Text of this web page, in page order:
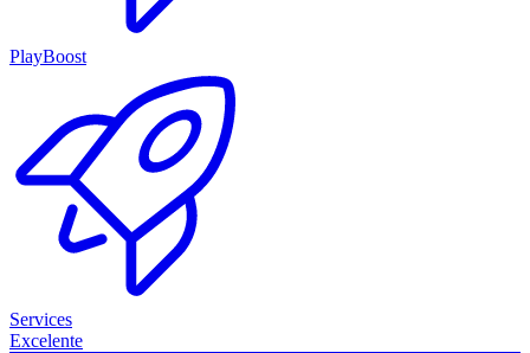
PlayBoost
Services
Excelente